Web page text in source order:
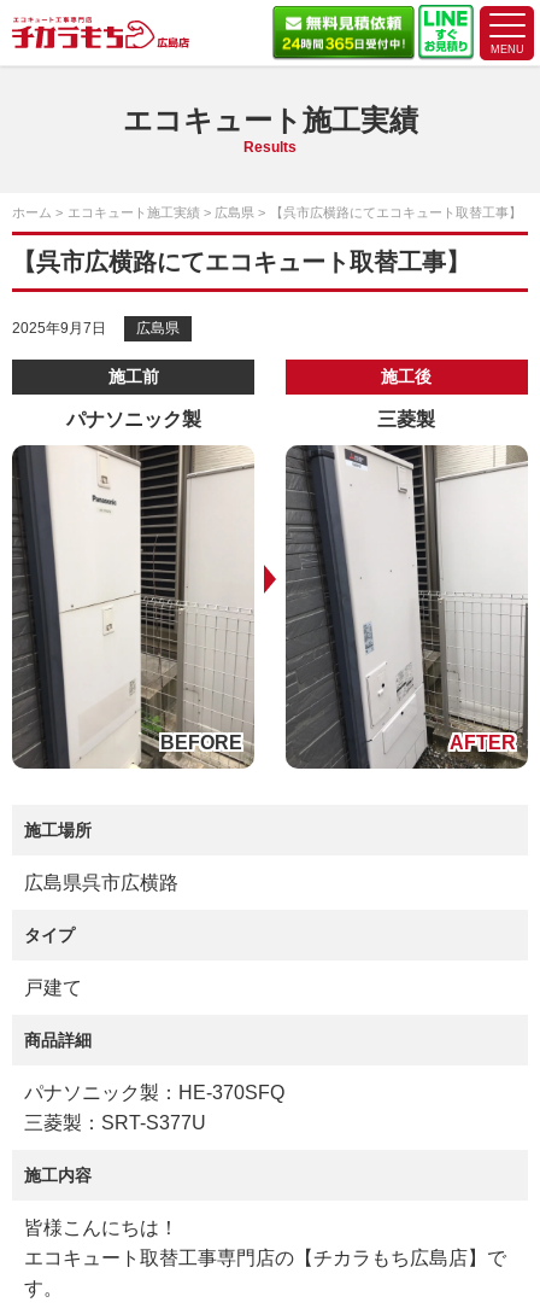
エコキュート施工実績
Results
ホーム エコキュート施工実績 広島県 【呉市広横路にてエコキュート取替工事】
【呉市広横路にてエコキュート取替工事】
2025年9月7日 広島県
施工前
パナソニック製
施工後
三菱製
施工場所
広島県呉市広横路
タイプ
戸建て
商品詳細
パナソニック製：HE-370SFQ
三菱製：SRT-S377U
施工内容
皆様こんにちは！
エコキュート取替工事専門店の【チカラもち広島店】で
す。